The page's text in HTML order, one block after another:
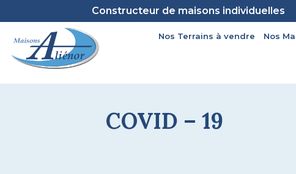
Constructeur de maisons individuelles
Nos Terrains à vendre Nos
COVID – 19